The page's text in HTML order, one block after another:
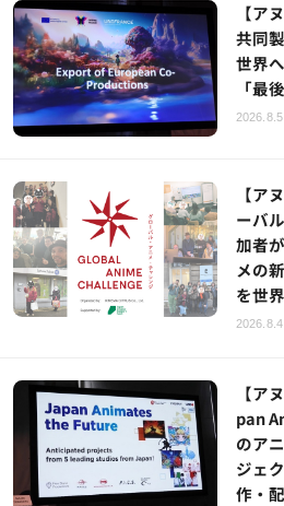
【ア
共同
世界
「最
【ア
ーバ
加者
メの
を世
【ア
pan
のア
ジェ
作・